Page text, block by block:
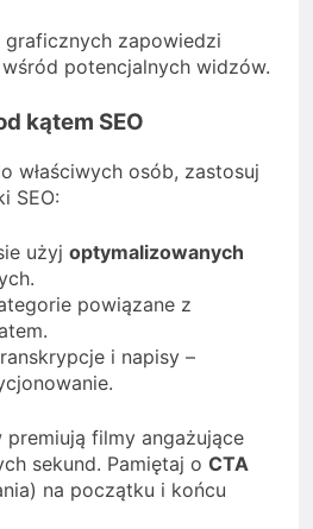
graficznych zapowiedzi
potencjalnych widzów.
kątem SEO
właściwych osób, zastosuj
SEO:
użyj optymalizowanych
powiązane z
i napisy –
filmy angażujące
sekund. Pamiętaj o CTA
na początku i końcu